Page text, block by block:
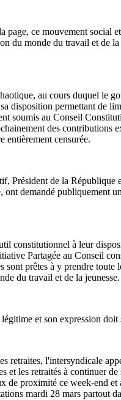
page, ce mouvement social
du monde du travail et de la
au cours duquel le
disposition permettant de
soumis au Conseil
des contributions
entièrement censurée.
Président de la République
ont demandé publiquement
constitutionnel à leur
Partagée au Conseil
sont prêtes à y prendre toute
du travail et de la jeunesse.
et son expression doit
retraites, l'intersyndicale
et les retraités à continuer
de proximité ce week-end et
mardi 28 mars partout